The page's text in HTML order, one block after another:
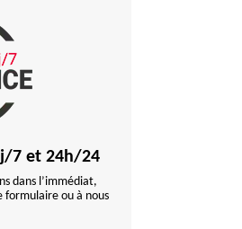
7 et 24h/24
dans l’immédiat,
formulaire ou à nous